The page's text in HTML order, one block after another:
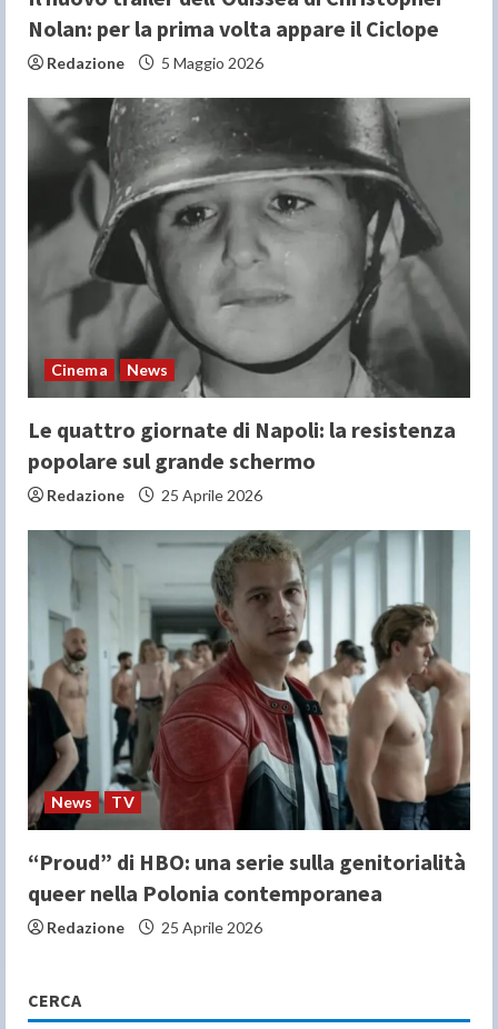
Nolan: per la prima volta appare il Ciclope
Redazione 5 Maggio 2026
Cinema News
Le quattro giornate di Napoli: la resistenza
popolare sul grande schermo
Redazione 25 Aprile 2026
News TV
“Proud” di HBO: una serie sulla genitorialità
queer nella Polonia contemporanea
Redazione 25 Aprile 2026
CERCA